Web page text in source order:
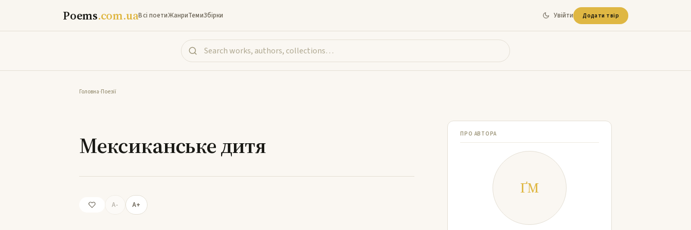
Poems.com.uaВсі поетиЖанриТемиЗбірки Увійти Додати твір
Головна-Поезії
Мексиканське дитя
A- A+
ПРО АВТОРА
ҐМ